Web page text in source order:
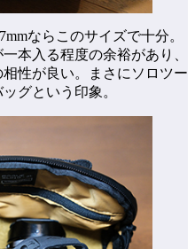
ならこのサイズで十分。
本入る程度の余裕があり、
性が良い。まさにソロツー
グという印象。